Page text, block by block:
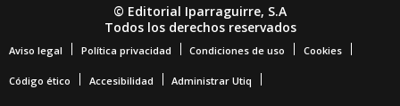
© Editorial Iparraguirre, S.A
Todos los derechos reservados
Aviso legal Política privacidad Condiciones de uso Cookies
Código ético Accesibilidad Administrar Utiq